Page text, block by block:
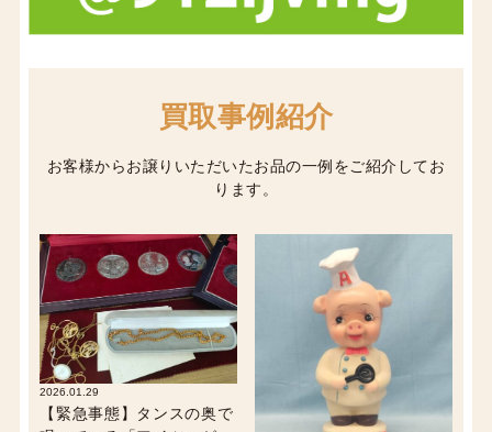
買取事例紹介
お客様からお譲りいただいたお品の一例をご紹介してお
ります。
2026.01.29
【緊急事態】タンスの奥で